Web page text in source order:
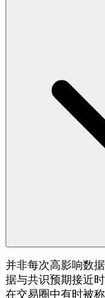
并非每次高影响数
据与共识预期接近
在交易圈中有时被